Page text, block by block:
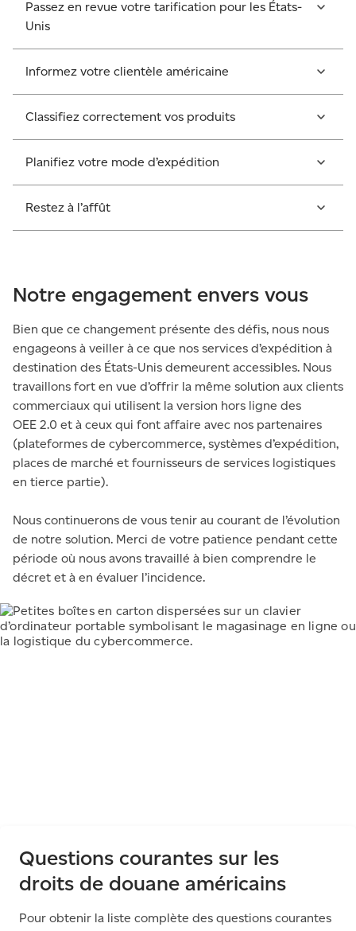
Passez en revue votre tarification pour les États-
Unis
Informez votre clientèle américaine
Classifiez correctement vos produits
Planifiez votre mode d’expédition
Restez à l’affût
Notre engagement envers vous
Bien que ce changement présente des défis, nous nous
engageons à veiller à ce que nos services d’expédition à
destination des États-Unis demeurent accessibles. Nous
travaillons fort en vue d’offrir la même solution aux clients
commerciaux qui utilisent la version hors ligne des
OEE 2.0 et à ceux qui font affaire avec nos partenaires
(plateformes de cybercommerce, systèmes d’expédition,
places de marché et fournisseurs de services logistiques
en tierce partie).
Nous continuerons de vous tenir au courant de l’évolution
de notre solution. Merci de votre patience pendant cette
période où nous avons travaillé à bien comprendre le
décret et à en évaluer l’incidence.
Questions courantes sur les
droits de douane américains
Pour obtenir la liste complète des questions courantes